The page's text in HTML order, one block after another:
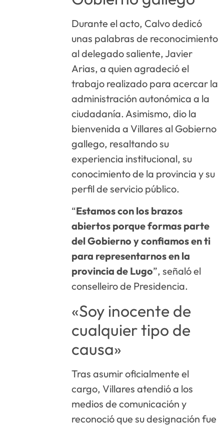
Durante el acto, Calvo dedicó
unas palabras de reconocimiento
al delegado saliente, Javier
Arias, a quien agradeció el
trabajo realizado para acercar la
administración autonómica a la
ciudadanía. Asimismo, dio la
bienvenida a Villares al Gobierno
gallego, resaltando su
experiencia institucional, su
conocimiento de la provincia y su
perfil de servicio público.
“Estamos con los brazos
abiertos porque formas parte
del Gobierno y confiamos en ti
para representarnos en la
provincia de Lugo”, señaló el
conselleiro de Presidencia.
«Soy inocente de
cualquier tipo de
causa»
Tras asumir oficialmente el
cargo, Villares atendió a los
medios de comunicación y
reconoció que su designación fue